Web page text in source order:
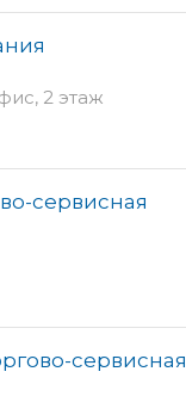
2 этаж
сервисная
сервисная